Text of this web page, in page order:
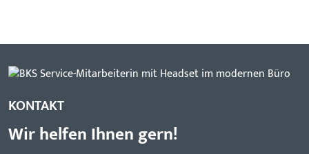
KONTAKT
Wir helfen Ihnen gern!